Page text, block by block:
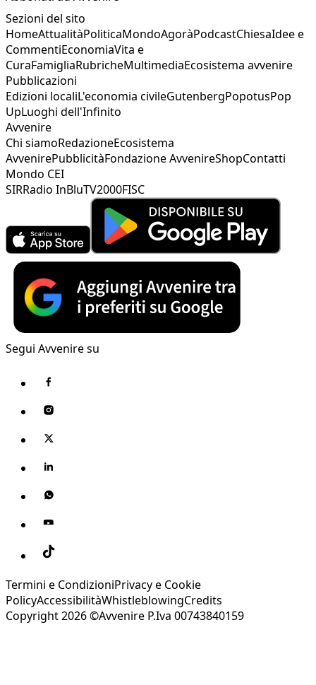
Sezioni del sito
HomeAttualitàPoliticaMondoAgoràPodcastChiesaIdee e
CommentiEconomiaVita e
CuraFamigliaRubricheMultimediaEcosistema avvenire
Pubblicazioni
Edizioni localiL'economia civileGutenbergPopotusPop
UpLuoghi dell'Infinito
Avvenire
Chi siamoRedazioneEcosistema
AvvenirePubblicitàFondazione AvvenireShopContatti
Mondo CEI
SIRRadio InBluTV2000FISC
Segui Avvenire su
Termini e CondizioniPrivacy e Cookie
PolicyAccessibilitàWhistleblowingCredits
Copyright 2026 ©Avvenire P.Iva 00743840159